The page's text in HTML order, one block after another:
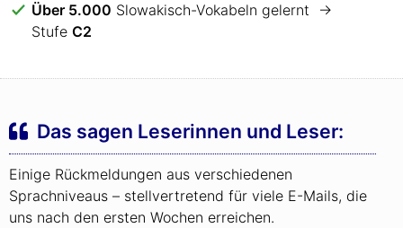
Über 5.000 Slowakisch-Vokabeln gelernt →
Stufe C2
Das sagen Leserinnen und Leser:
Einige Rückmeldungen aus verschiedenen
Sprachniveaus – stellvertretend für viele E-Mails, die
uns nach den ersten Wochen erreichen.